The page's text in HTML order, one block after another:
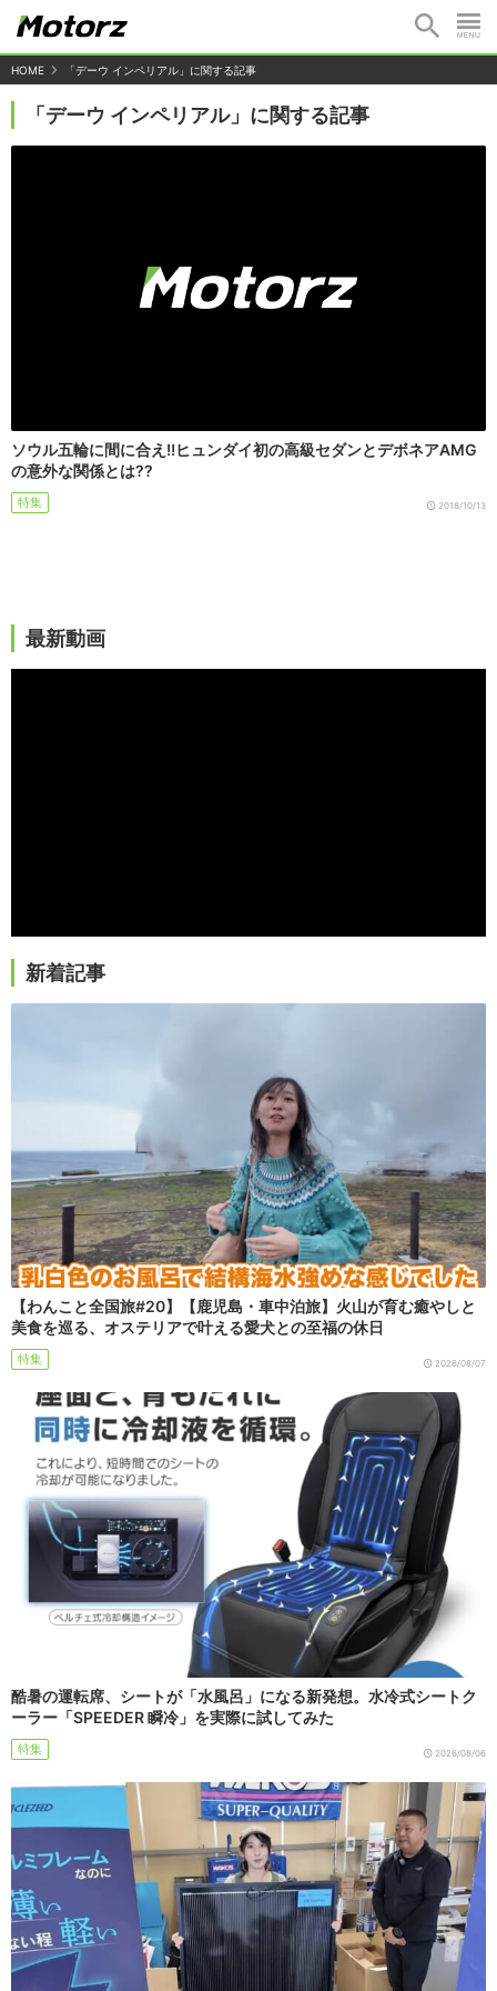
HOME 「デーウ インペリアル」に関する記事
「デーウ インペリアル」に関する記事
ソウル五輪に間に合え!!ヒュンダイ初の高級セダンとデボネアAMG
の意外な関係とは??
特集 2018/10/13
最新動画
新着記事
【わんこと全国旅#20】【鹿児島・車中泊旅】火山が育む癒やしと
美食を巡る、オステリアで叶える愛犬との至福の休日
特集 2026/08/07
酷暑の運転席、シートが「水風呂」になる新発想。水冷式シートク
ーラー「SPEEDER 瞬冷」を実際に試してみた
特集 2026/08/06